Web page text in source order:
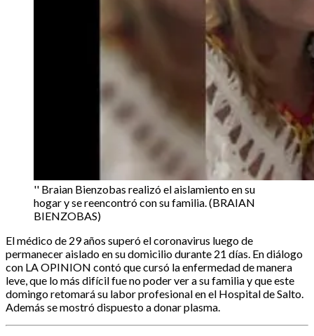
'' Braian Bienzobas realizó el aislamiento en su
hogar y se reencontró con su familia. (BRAIAN
BIENZOBAS)
El médico de 29 años superó el coronavirus luego de
permanecer aislado en su domicilio durante 21 días. En diálogo
con LA OPINION contó que cursó la enfermedad de manera
leve, que lo más difícil fue no poder ver a su familia y que este
domingo retomará su labor profesional en el Hospital de Salto.
Además se mostró dispuesto a donar plasma.